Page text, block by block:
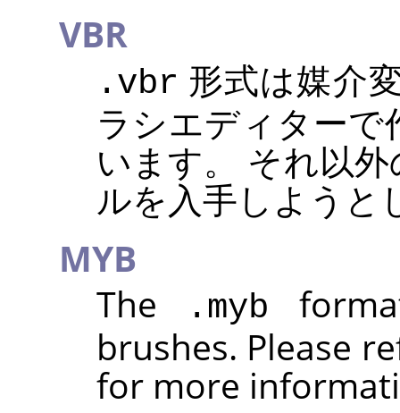
VBR
.vbr 形式は媒介
ラシエディター
います。 それ以
ルを入手しようと
MYB
The
.myb
brushes. Please
for more